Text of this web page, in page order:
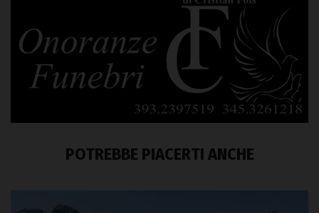
POTREBBE PIACERTI ANCHE